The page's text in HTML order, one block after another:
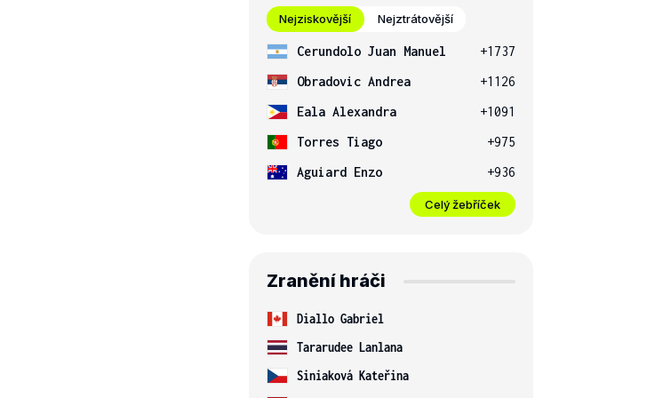
Nejziskovější Nejztrátovější
Cerundolo Juan Manuel
+1737
Obradovic Andrea
+1126
Eala Alexandra
+1091
Torres Tiago
+975
Aguiard Enzo
+936
Celý žebříček
Zranění hráči
Diallo Gabriel
Tararudee Lanlana
Siniaková Kateřina